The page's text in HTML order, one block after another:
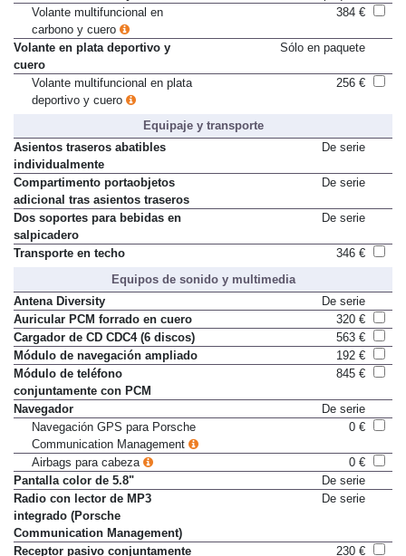
Volante en carbono y cuero
Sólo en paquete
Volante multifuncional en
carbono y cuero
Volante en plata deportivo y
cuero
Volante multifuncional en plata
Equipaje y transporte
Asientos traseros abatibles
individualmente
Compartimento portaobjetos
adicional tras asientos traseros
Dos soportes para bebidas en
salpicadero
Equipos de sonido y multimedia
Antena Diversity
De serie
Auricular PCM forrado en cuero
320 €
Cargador de CD CDC4 (6 discos)
563 €
Módulo de navegación ampliado
192 €
Módulo de teléfono
conjuntamente con PCM
Navegador
De serie
Navegación GPS para Porsche
Communication Management
Airbags para cabeza
0 €
Pantalla color de 5.8"
De serie
Radio con lector de MP3
integrado (Porsche
Communication Management)